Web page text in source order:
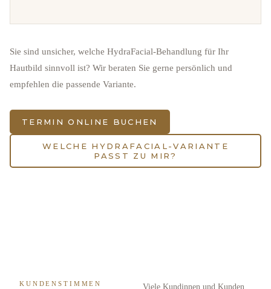
Sie sind unsicher, welche HydraFacial-Behandlung für Ihr
Hautbild sinnvoll ist? Wir beraten Sie gerne persönlich und
empfehlen die passende Variante.
TERMIN ONLINE BUCHEN
WELCHE HYDRAFACIAL-VARIANTE
PASST ZU MIR?
KUNDENSTIMMEN
Viele Kundinnen und Kunden